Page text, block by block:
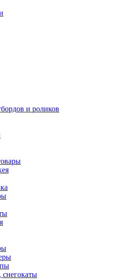
и роликов